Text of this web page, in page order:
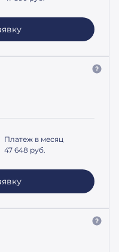
Платеж в месяц
47 648 руб.